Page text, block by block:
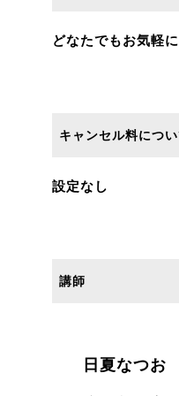
どなたでもお気軽
キャンセル料につい
設定なし
講師
日夏なつお